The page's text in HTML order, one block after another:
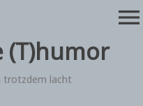
(T)humor
trotzdem lacht
menu